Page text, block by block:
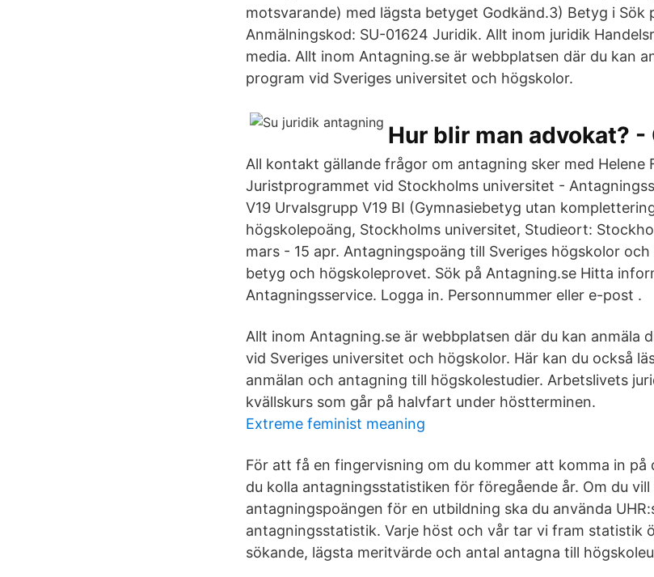
motsvarande) med lägsta betyget Godkänd.3) Betyg i Sök
Anmälningskod: SU-01624 Juridik. Allt inom juridik
media. Allt inom Antagning.se är webbplatsen där du kan
program vid Sveriges universitet och högskolor.
Hur blir man advokat? -
All kontakt gällande frågor om antagning sker med Helene
Juristprogrammet vid Stockholms universitet -
V19 Urvalsgrupp V19 BI (Gymnasiebetyg utan
högskolepoäng, Stockholms universitet, Studieort:
mars - 15 apr. Antagningspoäng till Sveriges högskolor
betyg och högskoleprovet. Sök på Antagning.se Hitta
Antagningsservice. Logga in. Personnummer eller e-post .
Allt inom Antagning.se är webbplatsen där du kan anmäla
vid Sveriges universitet och högskolor. Här kan du också
anmälan och antagning till högskolestudier. Arbetslivets
kvällskurs som går på halvfart under höstterminen.
Extreme feminist meaning
För att få en fingervisning om du kommer att komma in på
du kolla antagningsstatistiken för föregående år. Om du
antagningspoängen för en utbildning ska du använda
antagningsstatistik. Varje höst och vår tar vi fram statistik
sökande, lägsta meritvärde och antal antagna till